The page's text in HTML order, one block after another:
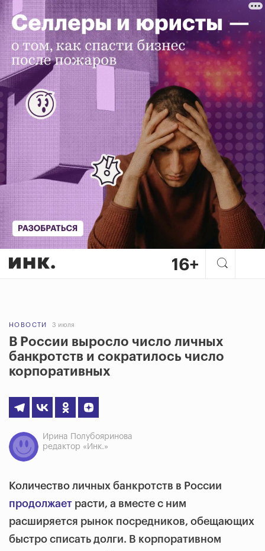
НОВОСТИ 3 июля
В России выросло число личных
банкротств и сократилось число
корпоративных
Ирина Полубояринова
редактор «Инк.»
Количество личных банкротств в России
продолжает расти, а вместе с ним
расширяется рынок посредников, обещающих
быстро списать долги. В корпоративном